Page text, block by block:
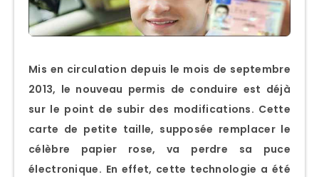
Mis en circulation depuis le mois de septembre
2013, le nouveau permis de conduire est déjà
sur le point de subir des modifications. Cette
carte de petite taille, supposée remplacer le
célèbre papier rose, va perdre sa puce
électronique. En effet, cette technologie a été